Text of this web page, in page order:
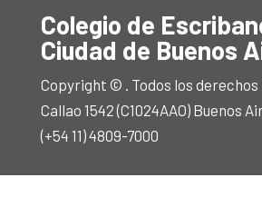
Colegio de
Ciudad de Buenos
Copyright © . Todos los derechos
Callao 1542 (C1024AAO) Buenos
(+54 11) 4809-7000